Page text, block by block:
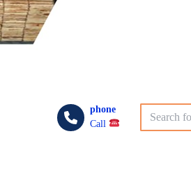
phone
Call